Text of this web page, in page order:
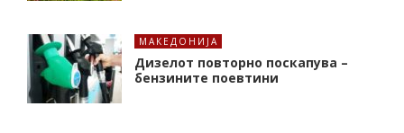
МАКЕДОНИЈА
Дизелот повторно поскапува –
бензините поевтини